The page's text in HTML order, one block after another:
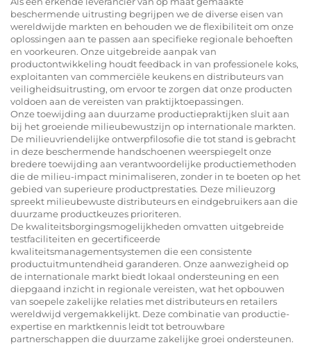
beschermende uitrusting begrijpen we de diverse eisen van
wereldwijde markten en behouden we de flexibiliteit om onze
oplossingen aan te passen aan specifieke regionale behoeften
en voorkeuren. Onze uitgebreide aanpak van
productontwikkeling houdt feedback in van professionele koks,
exploitanten van commerciële keukens en distributeurs van
veiligheidsuitrusting, om ervoor te zorgen dat onze producten
voldoen aan de vereisten van praktijktoepassingen.
Onze toewijding aan duurzame productiepraktijken sluit aan
bij het groeiende milieubewustzijn op internationale markten.
De milieuvriendelijke ontwerpfilosofie die tot stand is gebracht
in deze beschermende handschoenen weerspiegelt onze
bredere toewijding aan verantwoordelijke productiemethoden
die de milieu-impact minimaliseren, zonder in te boeten op het
gebied van superieure productprestaties. Deze milieuzorg
spreekt milieubewuste distributeurs en eindgebruikers aan die
duurzame productkeuzes prioriteren.
De kwaliteitsborgingsmogelijkheden omvatten uitgebreide
testfaciliteiten en gecertificeerde
kwaliteitsmanagementsystemen die een consistente
productuitmuntendheid garanderen. Onze aanwezigheid op
de internationale markt biedt lokaal ondersteuning en een
diepgaand inzicht in regionale vereisten, wat het opbouwen
van soepele zakelijke relaties met distributeurs en retailers
wereldwijd vergemakkelijkt. Deze combinatie van productie-
expertise en marktkennis leidt tot betrouwbare
partnerschappen die duurzame zakelijke groei ondersteunen.